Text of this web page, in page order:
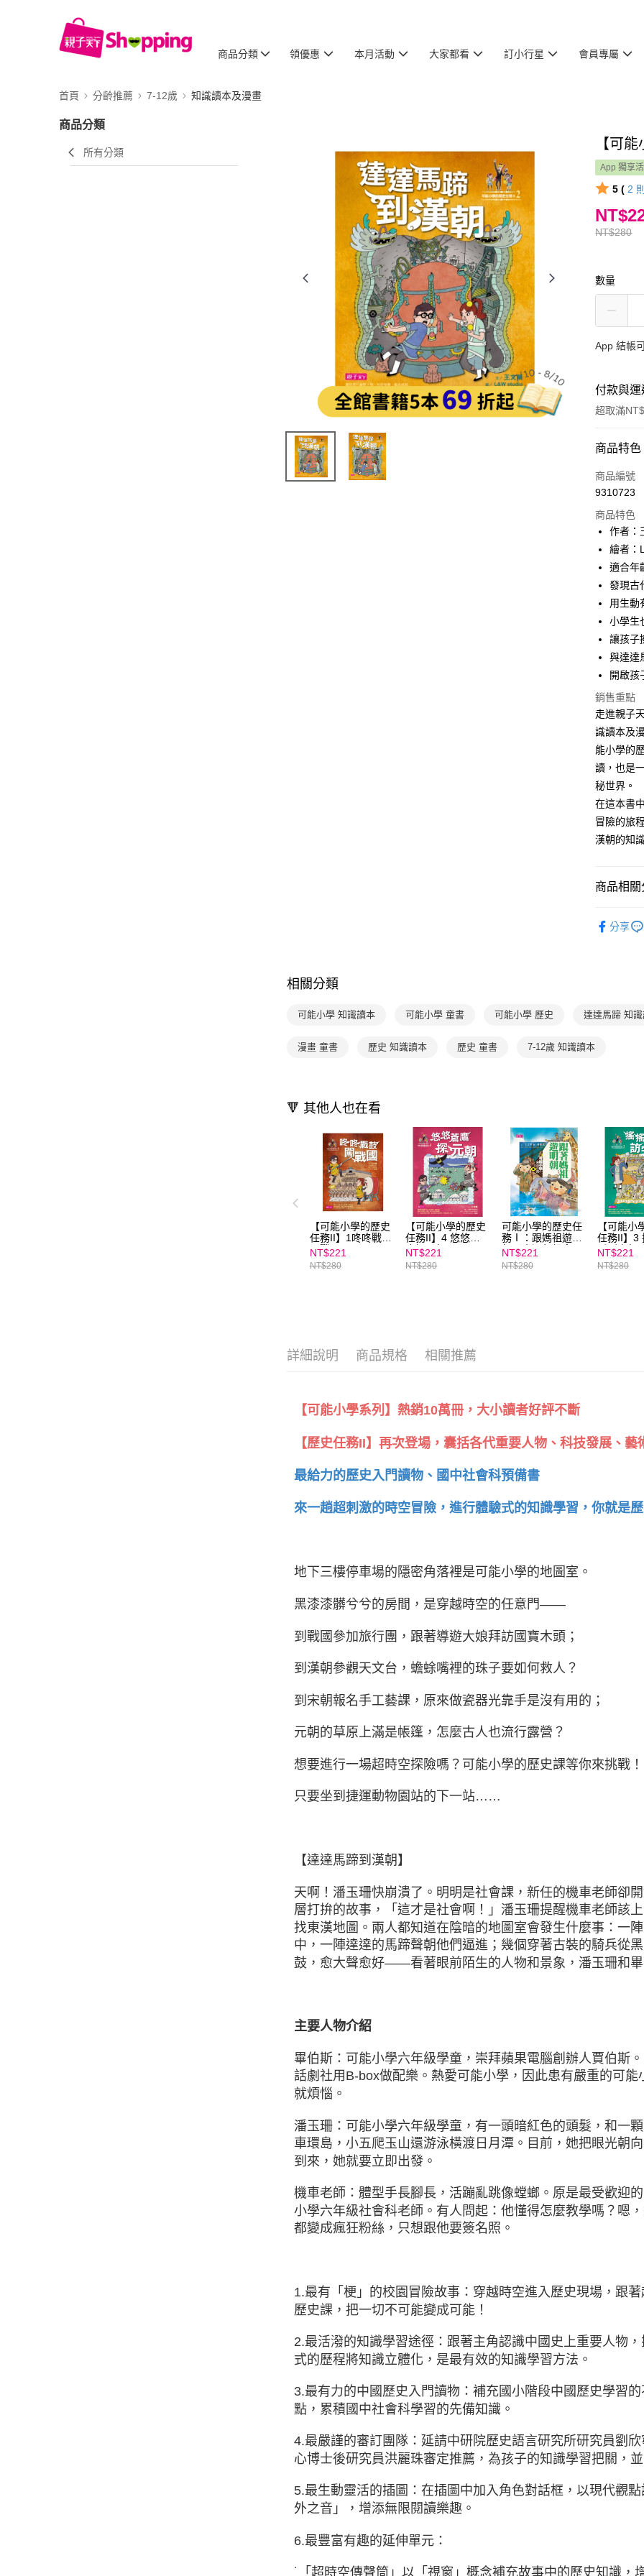
商品分類 領優惠 本月活動 大家都看 訂小行星 會員專屬
首頁 分齡推薦 7-12歲 知識讀本及漫畫
商品分類
所有分類
【可
App 獨享
5 ( 2
NT$280
數量
App 結帳
付款與運
超取滿
付款方式
信用卡一次
Apple Pay
大哥付你
相關說明
【大哥付
1.本服務
2.付款方
流程，驗
完成交易。
4.訂單成
消。如遇
【繳款方式
1.分期款
醒簡訊。
2.透過簡
帳／街口
【注意事項
1.本服務
用戶於交
款買賣價
2.基於同
資料（包
【關於「
AFTEE先
便利好安
１．簡單
２．便利
３．安心
【「
１．於結
付」結帳
２．訂單
３．收到
／ATM／
絡購買商
先享後付
※ 交易是
是否繳費
【注意事
求債權轉
即時審查
ATM付款
運送方式
付款後全
每筆
付款後7-
每筆
國內宅配/
每筆
離島宅配
海外包裹
商品特色
商品編號
9310723
商品特色
作者：
繪者：
適合年
發現古
用生動
小學生
讓孩子
與達達
開啟孩
銷售重點
走進親子
識讀本及
能小學的
讀，也是
秘世界。
在這本書
冒險的旅
漢朝的知
商品相關
分享
相關分類
可能小學 知識讀本 可能小學 童書 可能小學 歷史 達達馬蹄 知
漫畫 童書 歷史 知識讀本 歷史 童書 7-12歲 知識讀本
🔻 其他人也在看
【可能小學的歷史
任務II】1咚咚戰鼓
闖戰國
NT$221
NT$280
【可能小學的歷史
任務II】4 悠悠蒼
鷹探元朝
NT$221
NT$280
可能小學的歷史任
務Ⅰ：跟媽祖遊明
朝（十週年紀念
版）
NT$221
NT$280
【可能小
任務II】3
扇到宋朝
NT$221
NT$280
詳細說明 商品規格 相關推薦
【可能小學系列】熱銷10萬冊，大小讀者好評不斷
【歷史任務II】再次登場，囊括各代重要人物、科技發展、藝
最給力的歷史入門讀物、國中社會科預備書
來一趟超刺激的時空冒險，進行體驗式的知識學習，你就是歷
地下三樓停車場的隱密角落裡是可能小學的地圖室。
黑漆漆髒兮兮的房間，是穿越時空的任意門——
到戰國參加旅行團，跟著導遊大娘拜訪國寶木頭；
到漢朝參觀天文台，蟾蜍嘴裡的珠子要如何救人？
到宋朝報名手工藝課，原來做瓷器光靠手是沒有用的；
元朝的草原上滿是帳篷，怎麼古人也流行露營？
想要進行一場超時空探險嗎？可能小學的歷史課等你來挑戰！
只要坐到捷運動物園站的下一站……
【達達馬蹄到漢朝】
天啊！潘玉珊快崩潰了。明明是社會課，新任的機車老師卻
層打拚的故事，「這才是社會啊！」潘玉珊提醒機車老師該
找東漢地圖。兩人都知道在陰暗的地圖室會發生什麼事：一
中，一陣達達的馬蹄聲朝他們逼進；幾個穿著古裝的騎兵從
鼓，愈大聲愈好——看著眼前陌生的人物和景象，潘玉珊和畢
主要人物介紹
畢伯斯：可能小學六年級學童，崇拜蘋果電腦創辦人賈伯斯
話劇社用B-box做配樂。熱愛可能小學，因此患有嚴重的可
就煩惱。
潘玉珊：可能小學六年級學童，有一頭暗紅色的頭髮，和一
車環島，小五爬玉山還游泳橫渡日月潭。目前，她把眼光朝
到來，她就要立即出發。
機車老師：體型手長腳長，活蹦亂跳像螳螂。原是最受歡迎
小學六年級社會科老師。有人問起：他懂得怎麼教學嗎？嗯
都變成瘋狂粉絲，只想跟他要簽名照。
1.最有「梗」的校園冒險故事：穿越時空進入歷史現場，跟
歷史課，把一切不可能變成可能！
2.最活潑的知識學習途徑：跟著主角認識中國史上重要人物
式的歷程將知識立體化，是最有效的知識學習方法。
3.最有力的中國歷史入門讀物：補充國小階段中國歷史學習
點，累積國中社會科學習的先備知識。
4.最嚴謹的審訂團隊：延請中研院歷史語言研究所研究員劉
心博士後研究員洪麗珠審定推薦，為孩子的知識學習把關，
5.最生動靈活的插圖：在插圖中加入角色對話框，以現代觀
外之音」，增添無限閱讀樂趣。
6.最豐富有趣的延伸單元：
˙「超時空傳聲筒」以「視窗」概念補充故事中的歷史知識，